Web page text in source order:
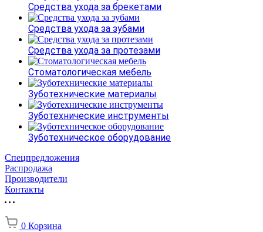
Средства ухода за брекетами
Средства ухода за зубами
Средства ухода за протезами
Стоматологическая мебель
Зуботехнические материалы
Зуботехнические инструменты
Зуботехническое оборудование
Спецпредложения
Распродажа
Производители
Контакты
0 Корзина